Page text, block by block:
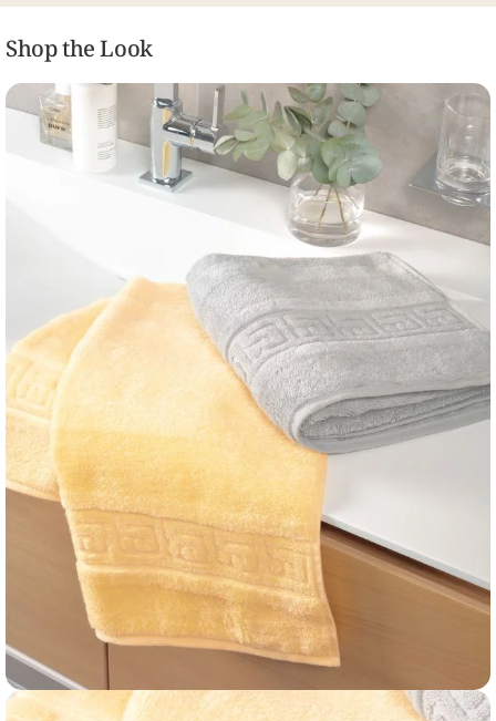
Shop the Look